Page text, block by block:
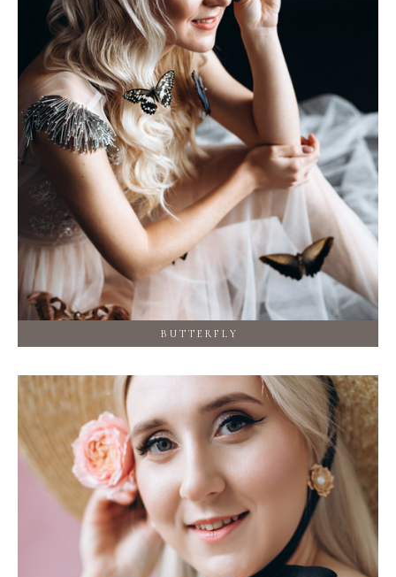
B U T T E R F L Y